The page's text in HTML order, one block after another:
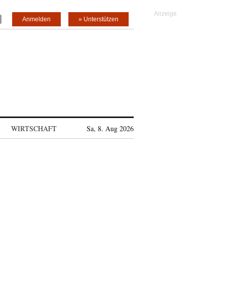
» Unterstützen
Anmelden
WIRTSCHAFT Sa, 8. Aug 2026